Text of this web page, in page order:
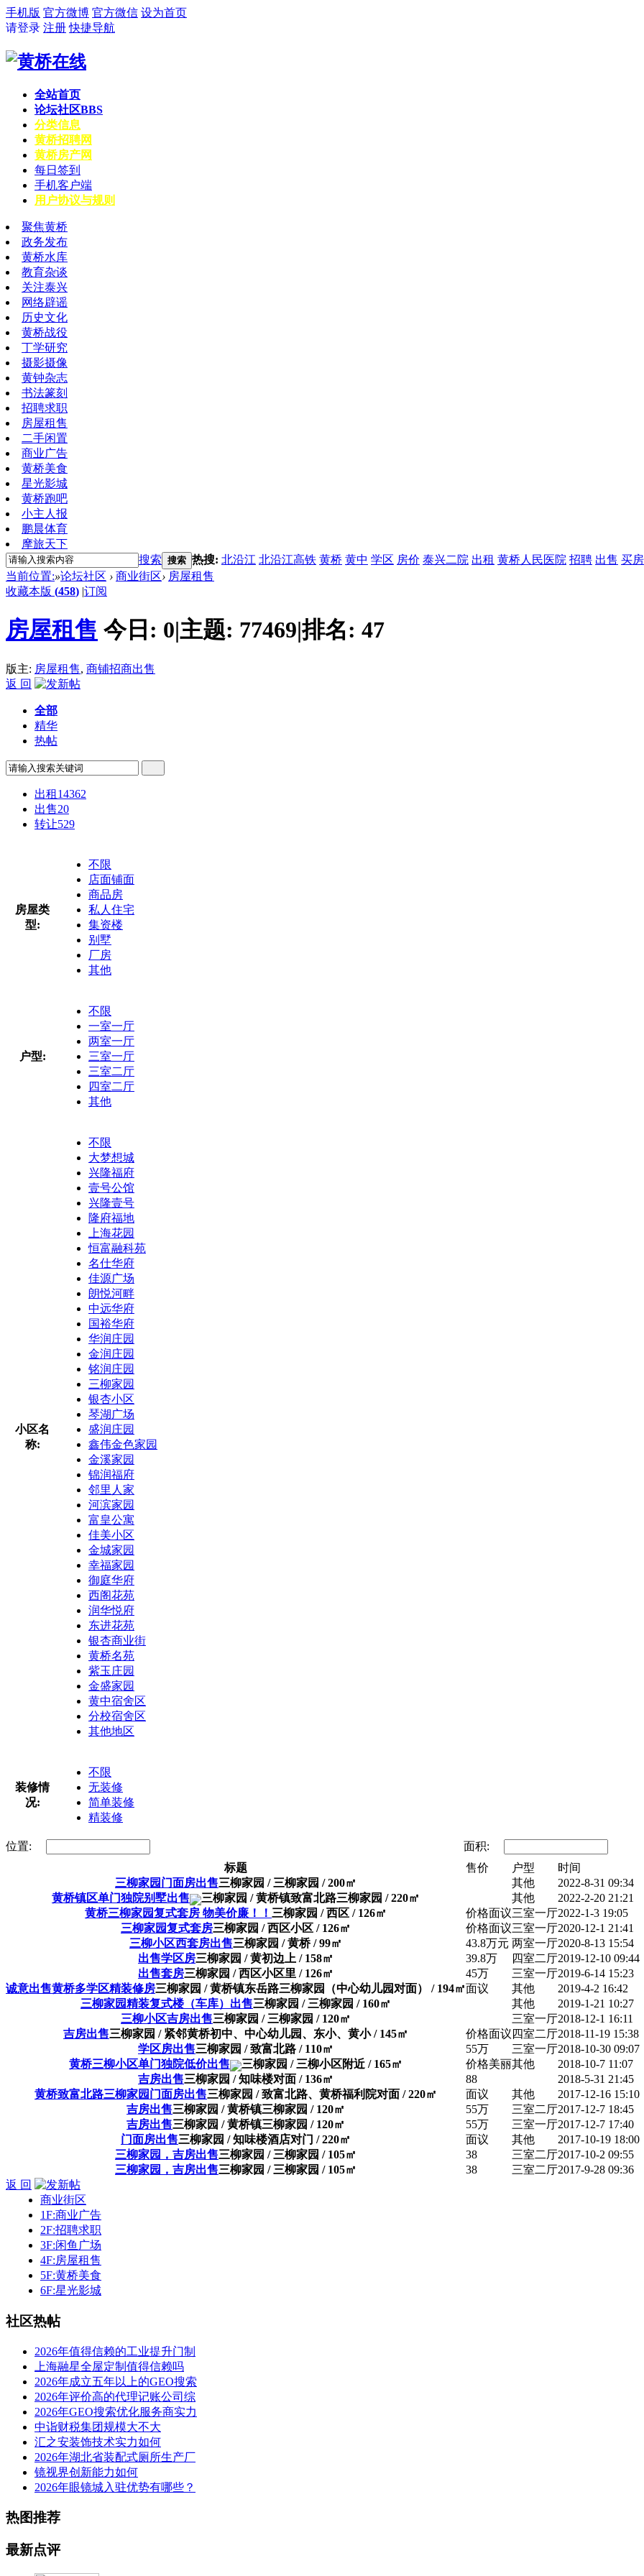
手机版 官方微博 官方微信 设为首页
请登录 注册 快捷导航
全站首页
论坛社区BBS
分类信息
黄桥招聘网
黄桥房产网
每日签到
手机客户端
用户协议与规则
聚焦黄桥
政务发布
黄桥水库
教育杂谈
关注泰兴
网络辟谣
历史文化
黄桥战役
丁学研究
摄影摄像
黄钟杂志
书法篆刻
招聘求职
房屋租售
二手闲置
商业广告
黄桥美食
星光影城
黄桥跑吧
小主人报
鹏晨体育
摩旅天下
搜索 搜索 热搜: 北沿江 北沿江高铁 黄桥 黄中 学区 房价 泰兴二院 出租 黄桥人民医院 招聘 出售 买房
当前位置:»论坛社区 › 商业街区› 房屋租售
收藏本版 (458) |订阅
房屋租售 今日: 0|主题: 77469|排名: 47
版主: 房屋租售, 商铺招商出售
返 回
全部
精华
热帖
出租 14362
出售20
转让529
房屋类
型:
不限
店面铺面
商品房
私人住宅
集资楼
别墅
厂房
其他
户型:
不限
一室一厅
两室一厅
三室一厅
三室二厅
四室二厅
其他
小区名
称:
不限
大梦想城
兴隆福府
壹号公馆
兴隆壹号
隆府福地
上海花园
恒富融科苑
名仕华府
佳源广场
朗悦河畔
中远华府
国裕华府
华润庄园
金润庄园
铭润庄园
三柳家园
银杏小区
琴湖广场
盛润庄园
鑫伟金色家园
金溪家园
锦润福府
邻里人家
河滨家园
富皇公寓
佳美小区
金城家园
幸福家园
御庭华府
西阁花苑
润华悦府
东进花苑
银杏商业街
黄桥名苑
紫玉庄园
金盛家园
黄中宿舍区
分校宿舍区
其他地区
装修情
况:
不限
无装修
简单装修
精装修
位置:
面积:
标题
售价 户型
时间
三柳家园门面房出售三柳家园 / 三柳家园 / 200㎡ 其他
2022-8-31 09:34
黄桥镇区单门独院别墅出售
三柳家园 / 黄桥镇致富北路三柳家园 / 220㎡ 其他
2022-2-20 21:21
黄桥三柳家园复式套房 物美价廉！！ 三柳家园 / 西区 / 126㎡ 价格面议三室一厅2022-1-3 19:05
三柳家园复式套房三柳家园 / 西区小区 / 126㎡ 价格面议三室一厅2020-12-1 21:41
三柳小区西套房出售三柳家园 / 黄桥 / 99㎡ 43.8万元 两室一厅2020-8-13 15:54
出售学区房三柳家园 / 黄初边上 / 158㎡ 39.8万 四室二厅2019-12-10 09:44
出售套房三柳家园 / 西区小区里 / 126㎡ 45万 三室一厅2019-6-14 15:23
诚意出售黄桥多学区精装修房三柳家园 / 黄桥镇东岳路三柳家园（中心幼儿园对面） / 194㎡面议 其他
2019-4-2 16:42
三柳家园精装复式楼（车库）出售三柳家园 / 三柳家园 / 160㎡ 其他
2019-1-21 10:27
三柳小区吉房出售三柳家园 / 三柳家园 / 120㎡ 三室一厅2018-12-1 16:11
吉房出售三柳家园 / 紧邻黄桥初中、中心幼儿园、东小、黄小 / 145㎡ 价格面议 四室二厅2018-11-19 15:38
学区房出售三柳家园 / 致富北路 / 110㎡ 55万 三室一厅2018-10-30 09:07
黄桥三柳小区单门独院低价出售
三柳家园 / 三柳小区附近 / 165㎡ 价格美丽其他
2018-10-7 11:07
吉房出售三柳家园 / 知味楼对面 / 136㎡ 88
2018-5-31 21:45
黄桥致富北路三柳家园门面房出售三柳家园 / 致富北路、黄桥福利院对面 / 220㎡ 面议 其他
2017-12-16 15:10
吉房出售三柳家园 / 黄桥镇三柳家园 / 120㎡ 55万 三室二厅2017-12-7 18:45
吉房出售三柳家园 / 黄桥镇三柳家园 / 120㎡ 55万 三室一厅2017-12-7 17:40
门面房出售三柳家园 / 知味楼酒店对门 / 220㎡ 面议 其他
2017-10-19 18:00
三柳家园，吉房出售三柳家园 / 三柳家园 / 105㎡ 38 三室二厅2017-10-2 09:55
三柳家园，吉房出售三柳家园 / 三柳家园 / 105㎡ 38 三室二厅2017-9-28 09:36
返 回
商业街区
1F:商业广告
2F:招聘求职
3F:闲鱼广场
4F:房屋租售
5F:黄桥美食
6F:星光影城
社区热帖
2026年值得信赖的工业提升门制
上海融星全屋定制值得信赖吗
2026年成立五年以上的GEO搜索
2026年评价高的代理记账公司综
2026年GEO搜索优化服务商实力
中诣财税集团规模大不大
汇之安装饰技术实力如何
2026年湖北省装配式厕所生产厂
镜视界创新能力如何
2026年眼镜城入驻优势有哪些？
热图推荐
最新点评